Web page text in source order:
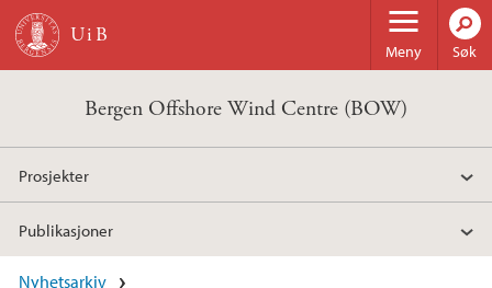
Hopp til hovedinnhold
Meny Søk
Bergen Offshore Wind Centre (BOW)
Prosjekter
Publikasjoner
Nyhetsarkiv